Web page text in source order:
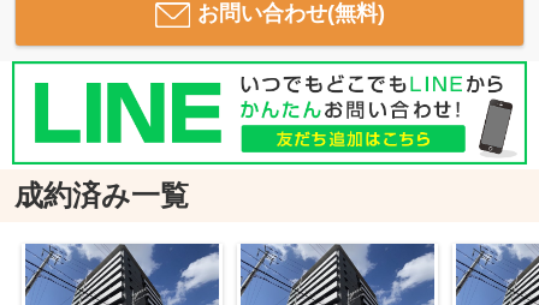
お問い合わせ(無料)
成約済み一覧